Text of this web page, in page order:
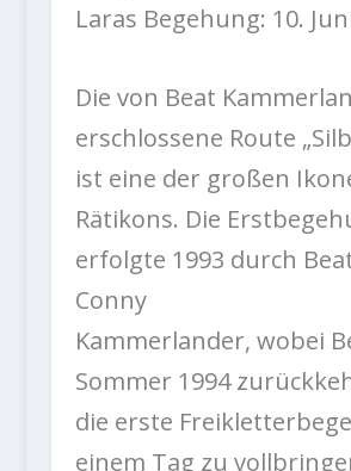
Laras Begehung: 10.
Die von Beat
erschlossene Route
ist eine der großen
Rätikons. Die
erfolgte 1993 durch
Conny
Kammerlander, wobei
Sommer 1994
die erste
einem Tag zu